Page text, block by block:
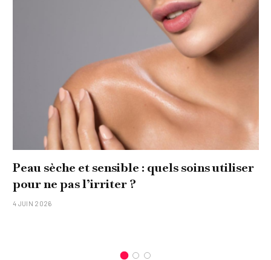
Peau sèche et sensible : quels soins utiliser
pour ne pas l’irriter ?
4 JUIN 2026